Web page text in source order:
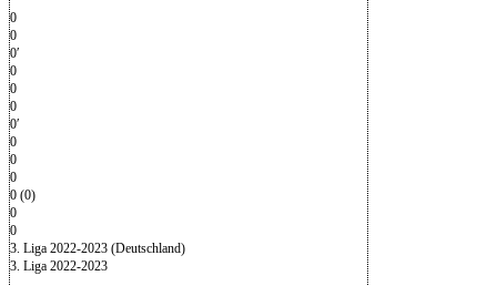
0
0
0′
0
0
0
0′
0
0
0
0 (0)
0
0
3. Liga 2022-2023 (Deutschland)
3. Liga 2022-2023